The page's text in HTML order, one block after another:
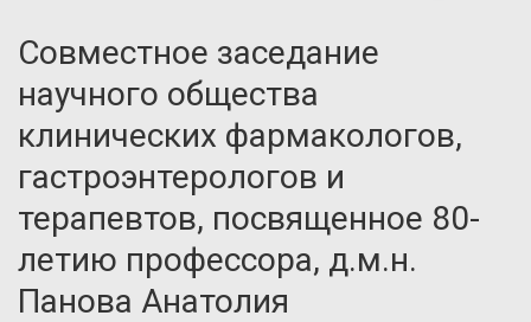
Совместное заседание
научного общества
клинических фармакологов,
гастроэнтерологов и
терапевтов, посвященное 80-
летию профессора, д.м.н.
Панова Анатолия